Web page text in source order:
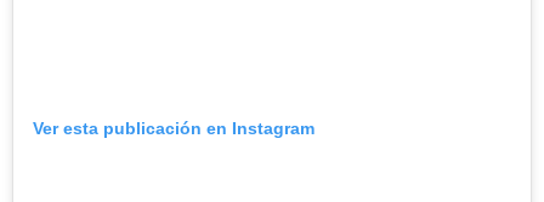
Ver esta publicación en Instagram